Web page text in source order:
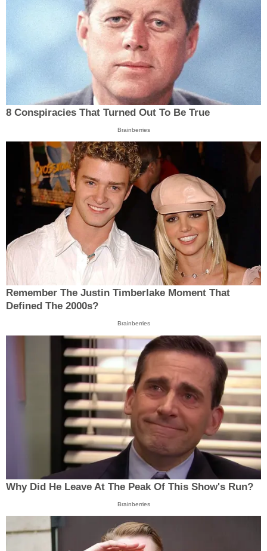
8 Conspiracies That Turned Out To Be True
Brainberries
Remember The Justin Timberlake Moment That
Defined The 2000s?
Brainberries
Why Did He Leave At The Peak Of This Show's Run?
Brainberries